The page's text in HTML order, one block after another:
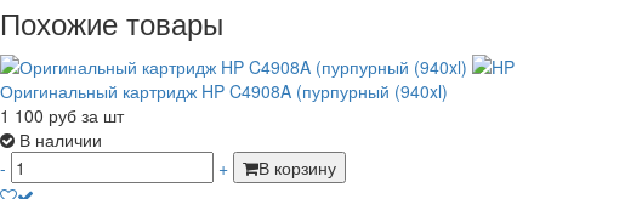
Похожие товары
Оригинальный картридж HP C4908A (пурпурный (940xl)
1 100 руб за шт
В наличии
-
+ В корзину